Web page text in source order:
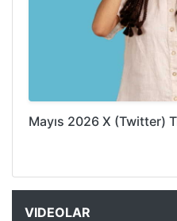
Mayıs 2026 X (Twitter)
VIDEOLAR